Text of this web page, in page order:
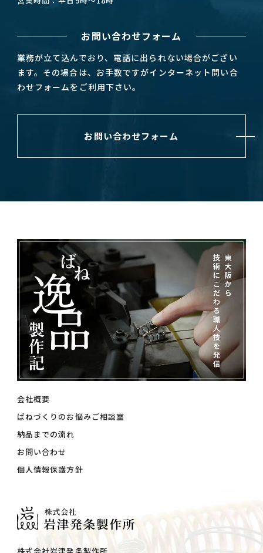
お問い合わせフォーム
業務が立て込んでおり、電話に出られない場合がござい
ます。その場合は、お手数ですがインターネット問い合
わせフォームをご利用下さい。
お問い合わせフォーム
会社概要
ばねづくりのお悩みご相談室
納品までの流れ
お問い合わせ
個人情報保護方針